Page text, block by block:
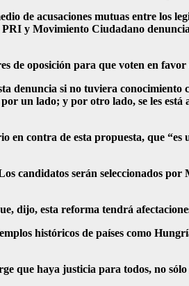
de acusaciones mutuas entre los
y Movimiento Ciudadano
de oposición para que voten en
denuncia si no tuviera
un lado; y por otro lado, se les está
contra de esta propuesta, que
candidatos serán seleccionados
esta reforma tendrá
históricos de países como
haya justicia para todos, no